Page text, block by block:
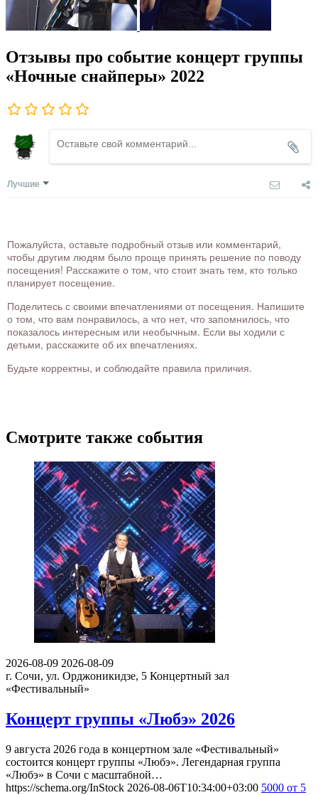
Отзывы про событие концерт группы
«Ночные снайперы» 2022
Лучшие
Пожалуйста, оставьте подробный отзыв или комментарий,
чтобы другим людям было проще принять решение по поводу
посещения! Расскажите о том, что стоит знать тем, кто только
планирует посещение.
Поделитесь с своими впечатлениями от посещения. Напишите
о том, что вам понравилось, а что нет, что запомнилось, что
показалось интересным или необычным. Если вы ходили с
детьми, расскажите об их впечатлениях.
Будьте корректны, и соблюдайте правила приличия.
Смотрите также события
2026-08-09 2026-08-09
г. Сочи, ул. Орджоникидзе, 5 Концертный зал
«Фестивальный»
Концерт группы «Любэ» 2026
9 августа 2026 года в концертном зале «Фестивальный»
состоится концерт группы «Любэ». Легендарная группа
«Любэ» в Сочи с масштабной…
https://schema.org/InStock 2026-08-06T10:34:00+03:00 5000 от 5